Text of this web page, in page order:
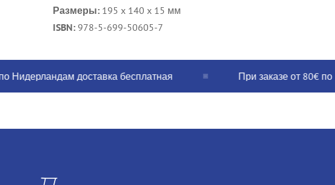
Размеры: 195 x 140 x 15 мм
ISBN: 978-5-699-50605-7
доставка бесплатная При заказе от 80€ по